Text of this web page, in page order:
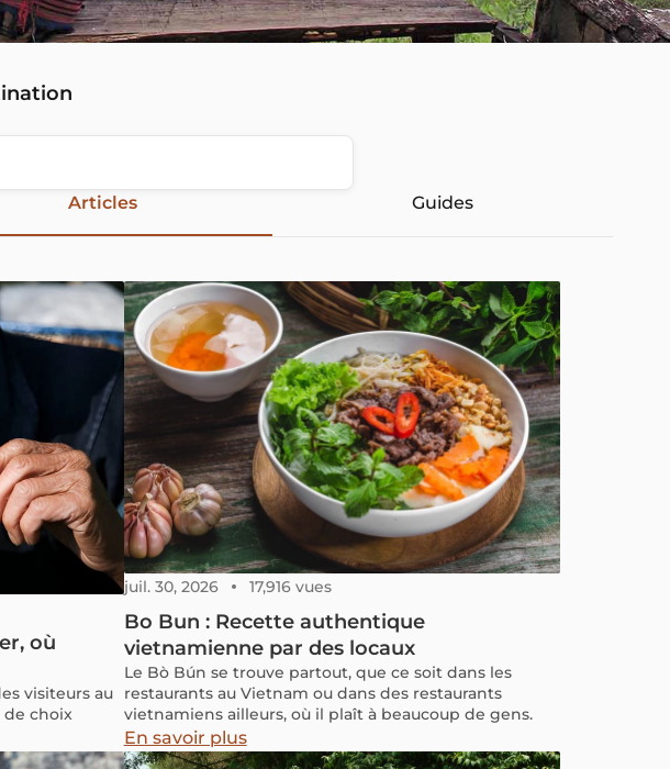
Articles Guides
où
visiteurs au
de choix
juil. 30, 2026 17,916 vues
Bo Bun : Recette authentique
vietnamienne par des locaux
Le Bò Bún se trouve partout, que ce soit dans les
restaurants au Vietnam ou dans des restaurants
vietnamiens ailleurs, où il plaît à beaucoup de gens.
En savoir plus